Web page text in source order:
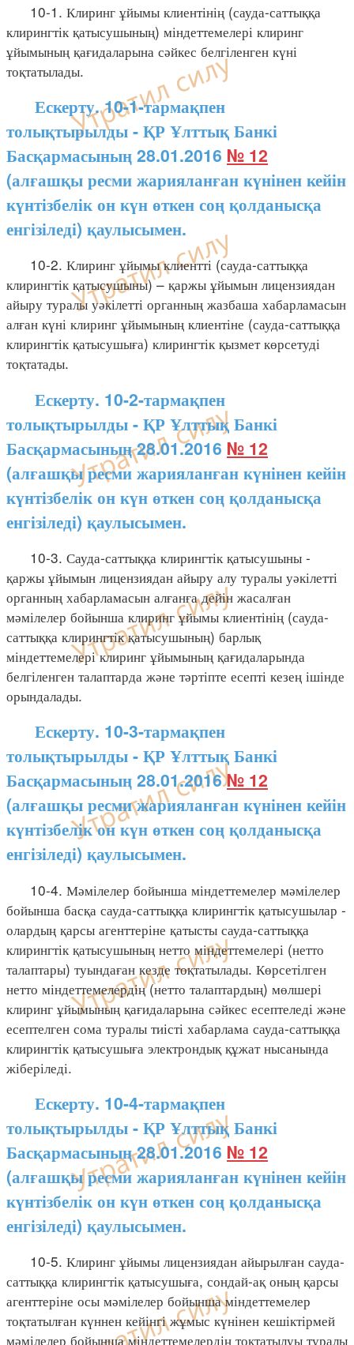
10-1. Клиринг ұйымы клиентінің (сауда-саттыққа
клирингтік қатысушының) міндеттемелері клиринг
ұйымының қағидаларына сәйкес белгіленген күні
тоқтатылады.
Ескерту. 10-1-тармақпен
толықтырылды - ҚР Ұлттық Банкі
Басқармасының 28.01.2016 № 12
(алғашқы ресми жарияланған күнінен кейін
күнтізбелік он күн өткен соң қолданысқа
енгізіледі) қаулысымен.
10-2. Клиринг ұйымы клиентті (сауда-саттыққа
клирингтік қатысушыны) – қаржы ұйымын лицензиядан
айыру туралы уәкілетті органның жазбаша хабарламасын
алған күні клиринг ұйымының клиентіне (сауда-саттыққа
клирингтік қатысушыға) клирингтік қызмет көрсетуді
тоқтатады.
Ескерту. 10-2-тармақпен
толықтырылды - ҚР Ұлттық Банкі
Басқармасының 28.01.2016 № 12
(алғашқы ресми жарияланған күнінен кейін
күнтізбелік он күн өткен соң қолданысқа
енгізіледі) қаулысымен.
10-3. Сауда-саттыққа клирингтік қатысушыны -
қаржы ұйымын лицензиядан айыру алу туралы уәкілетті
органның хабарламасын алғанға дейін жасалған
мәмілелер бойынша клиринг ұйымы клиентінің (сауда-
саттыққа клирингтік қатысушының) барлық
міндеттемелері клиринг ұйымының қағидаларында
белгіленген талаптарда және тәртіпте есепті кезең ішінде
орындалады.
Ескерту. 10-3-тармақпен
толықтырылды - ҚР Ұлттық Банкі
Басқармасының 28.01.2016№ 12
(алғашқы ресми жарияланған күнінен кейін
күнтізбелік он күн өткен соң қолданысқа
енгізіледі) қаулысымен.
10-4. Мәмілелер бойынша міндеттемелер мәмілелер
бойынша басқа сауда-саттыққа клирингтік қатысушылар -
олардың қарсы агенттеріне қатысты сауда-саттыққа
клирингтік қатысушының нетто міндеттемелері (нетто
талаптары) туындаған кезде тоқтатылады. Көрсетілген
нетто міндеттемелердің (нетто талаптардың) мөлшері
клиринг ұйымының қағидаларына сәйкес есептеледі және
есептелген сома туралы тиісті хабарлама сауда-саттыққа
клирингтік қатысушыға электрондық құжат нысанында
жіберіледі.
Ескерту. 10-4-тармақпен
толықтырылды - ҚР Ұлттық Банкі
Басқармасының 28.01.2016 № 12
(алғашқы ресми жарияланған күнінен кейін
күнтізбелік он күн өткен соң қолданысқа
енгізіледі) қаулысымен.
10-5. Клиринг ұйымы лицензиядан айырылған сауда-
саттыққа клирингтік қатысушыға, сондай-ақ оның қарсы
агенттеріне осы мәмілелер бойынша міндеттемелер
тоқтатылған күннен кейінгі жұмыс күнінен кешіктірмей
мәмілелер бойынша міндеттемелердің тоқтатылуы туралы